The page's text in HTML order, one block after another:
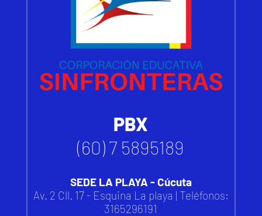
PBX
(60) 7 5895189
SEDE LA PLAYA - Cúcuta
Av. 2 Cll. 17 - Esquina La playa | Teléfonos:
3165296191